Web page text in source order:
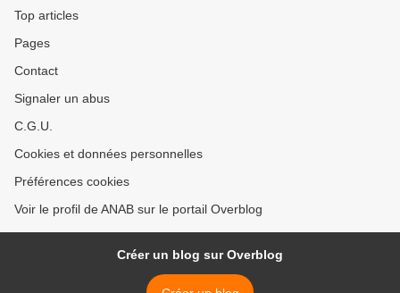
Top articles
Pages
Contact
Signaler un abus
C.G.U.
Cookies et données personnelles
Préférences cookies
Voir le profil de ANAB sur le portail Overblog
Créer un blog sur Overblog